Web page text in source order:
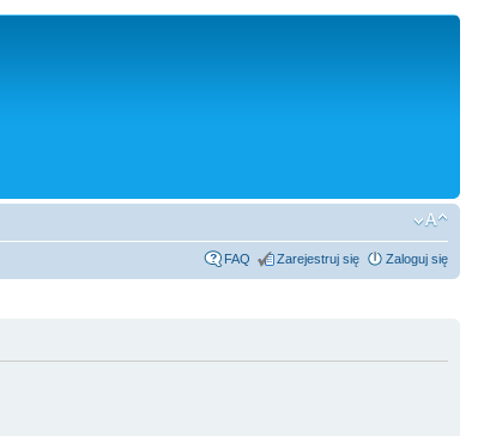
FAQ Zarejestruj się Zaloguj się